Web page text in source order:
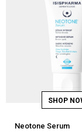
Neotone Serum